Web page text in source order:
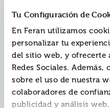
Tu Configuración de
En Feran utilizamos
personalizar tu
del sitio web, y ofrecerte
Redes Sociales.
sobre el uso de nuestra
colaboradores de
publicidad y análisis
La
Ref.ZZZ-3374710
ISBN:9788413374710